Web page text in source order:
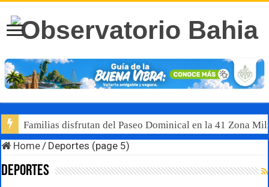
Familias disfrutan del Paseo Dominical en la 41 Zona
Luis Munguía destaca, junto al gobernador Pablo
Home / Deportes (page 5)
Deportes